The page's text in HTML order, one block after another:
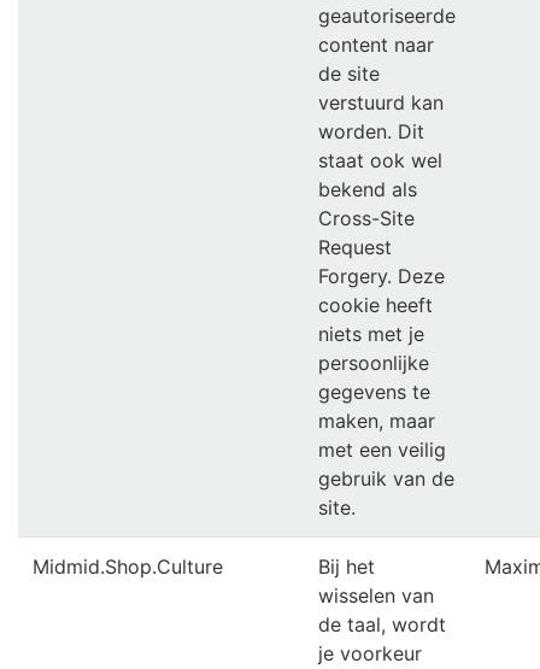
geautoriseerde
content naar
de site
verstuurd kan
worden. Dit
staat ook wel
bekend als
Cross-Site
Request
Forgery. Deze
cookie heeft
niets met je
persoonlijke
gegevens te
maken, maar
met een veilig
gebruik van de
site.
Midmid.Shop.Culture
Bij het
wisselen van
de taal, wordt
je voorkeur